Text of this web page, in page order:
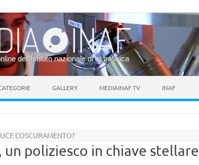
dell’Istituto nazionale di astrofisica
GALLERY MEDIAINAF TV INAF
L’OSCURAMENTO?
un poliziesco in chiave stellare